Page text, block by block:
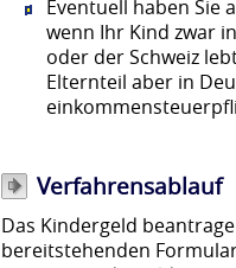
Eventuell haben Sie
wenn Ihr Kind zwar
oder der Schweiz
Elternteil aber in
Verfahrensablauf
Das Kindergeld
bereitstehenden